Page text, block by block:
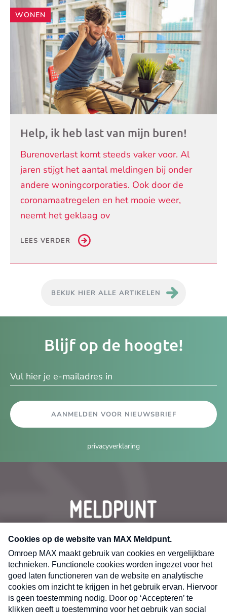
WONEN
Help, ik heb last van mijn buren!
Burenoverlast komt steeds vaker voor. Al
jaren stijgt het aantal meldingen bij onder
andere woningcorporaties. Ook door de
coronamaatregelen en het mooie weer,
neemt het geklaag ov
LEES VERDER
BEKIJK HIER ALLE ARTIKELEN
Blijf op de hoogte!
AANMELDEN VOOR NIEUWSBRIEF
privacyverklaring
CONTACT
Volg ons op